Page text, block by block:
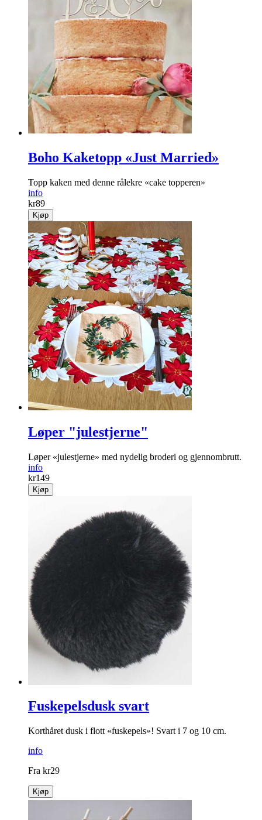
Boho Kaketopp «Just Married»
Topp kaken med denne rålekre «cake topperen»
info
kr89
Kjøp
Løper "julestjerne"
Løper «julestjerne» med nydelig broderi og gjennombrutt.
info
kr149
Kjøp
Fuskepelsdusk svart
Korthåret dusk i flott «fuskepels»! Svart i 7 og 10 cm.
info
Fra kr29
Kjøp